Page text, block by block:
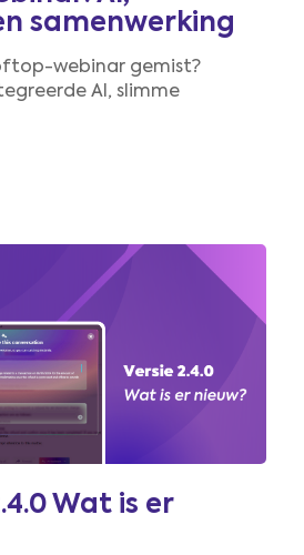
samenwerking
webinar gemist?
AI, slimme
Wat is er